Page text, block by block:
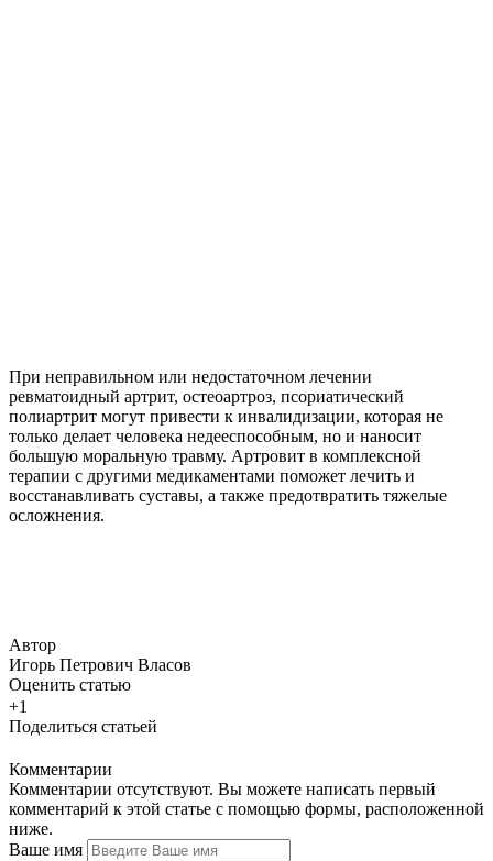
При неправильном или недостаточном лечении
ревматоидный артрит, остеоартроз, псориатический
полиартрит могут привести к инвалидизации, которая не
только делает человека недееспособным, но и наносит
большую моральную травму. Артровит в комплексной
терапии с другими медикаментами поможет лечить и
восстанавливать суставы, а также предотвратить тяжелые
осложнения.
Автор
Игорь Петрович Власов
Оценить статью
+1
Поделиться статьей
Комментарии
Комментарии отсутствуют. Вы можете написать первый
комментарий к этой статье с помощью формы, расположенной
ниже.
Ваше имя